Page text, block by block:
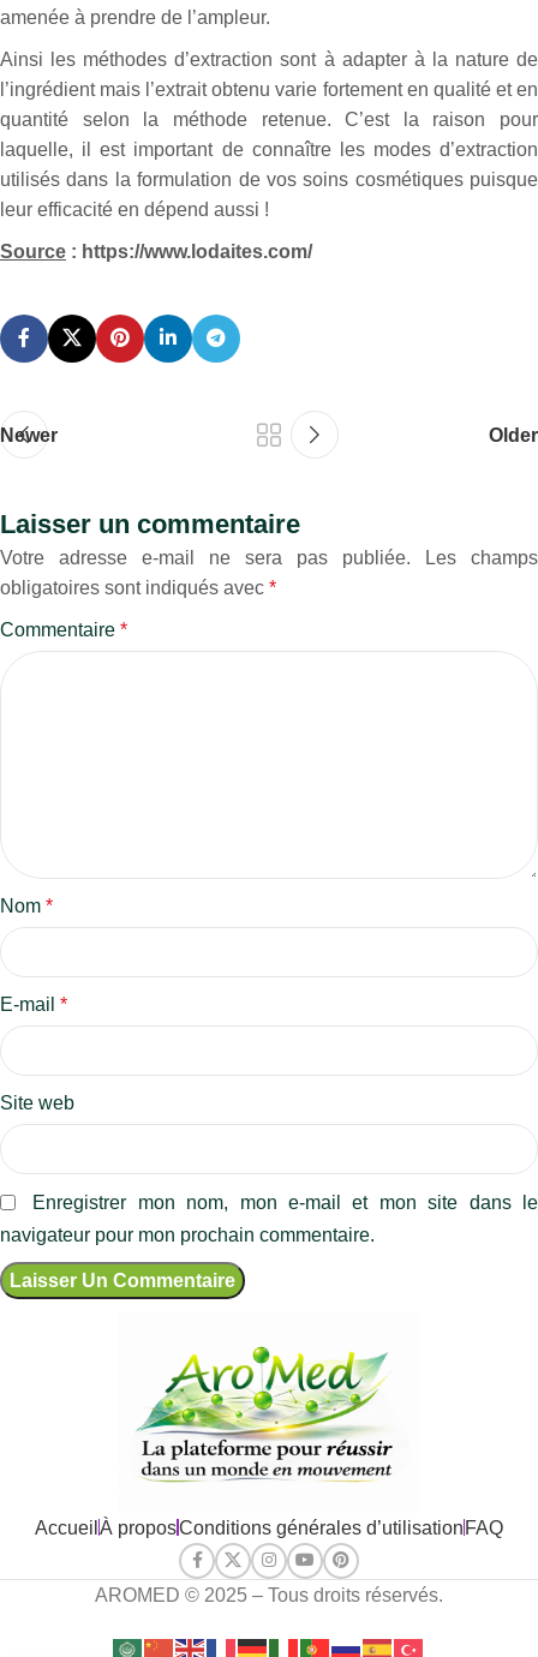
amenée à prendre de l’ampleur.
Ainsi les méthodes d’extraction sont à adapter à la nature de
l’ingrédient mais l’extrait obtenu varie fortement en qualité et en
quantité selon la méthode retenue. C’est la raison pour
laquelle, il est important de connaître les modes d’extraction
utilisés dans la formulation de vos soins cosmétiques puisque
leur efficacité en dépend aussi !
Source : https://www.lodaites.com/
Newer Older
Laisser un commentaire
Votre adresse e-mail ne sera pas publiée.
Les champs
obligatoires sont indiqués avec *
Commentaire *
Nom *
E-mail *
Site web
Enregistrer mon nom, mon e-mail et mon site dans le
navigateur pour mon prochain commentaire.
Accueil À proposConditions générales d’utilisation FAQ
AROMED © 2025 – Tous droits réservés.